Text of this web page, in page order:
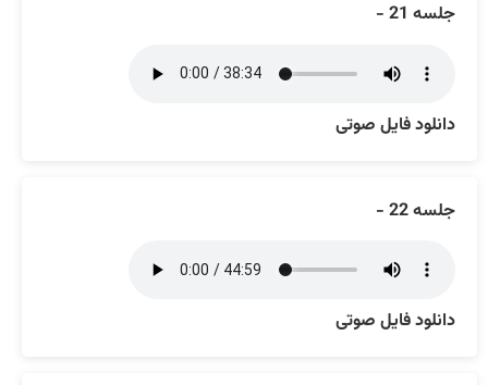
جلسه 21 -
دانلود فایل صوتی
جلسه 22 -
دانلود فایل صوتی